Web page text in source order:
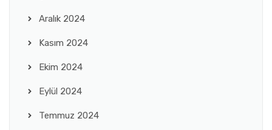
Aralık 2024
Kasım 2024
Ekim 2024
Eylül 2024
Temmuz 2024